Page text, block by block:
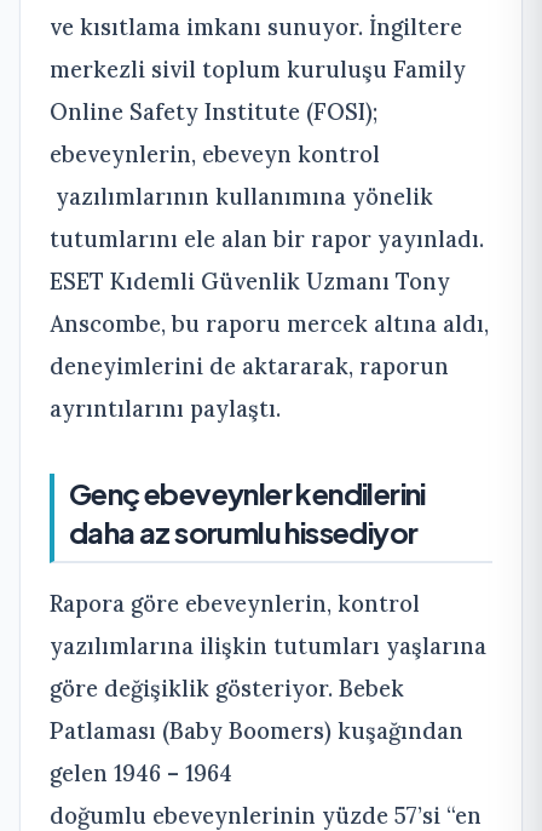
ve kısıtlama imkanı sunuyor. İngiltere
merkezli sivil toplum kuruluşu Family
Online Safety Institute (FOSI);
ebeveynlerin, ebeveyn kontrol
yazılımlarının kullanımına yönelik
tutumlarını ele alan bir rapor yayınladı.
ESET Kıdemli Güvenlik Uzmanı Tony
Anscombe, bu raporu mercek altına aldı,
deneyimlerini de aktararak, raporun
ayrıntılarını paylaştı.
Genç ebeveynler kendilerini
daha az sorumlu hissediyor
Rapora göre ebeveynlerin, kontrol
yazılımlarına ilişkin tutumları yaşlarına
göre değişiklik gösteriyor. Bebek
Patlaması (Baby Boomers) kuşağından
gelen 1946 – 1964
doğumlu ebeveynlerinin yüzde 57’si “en